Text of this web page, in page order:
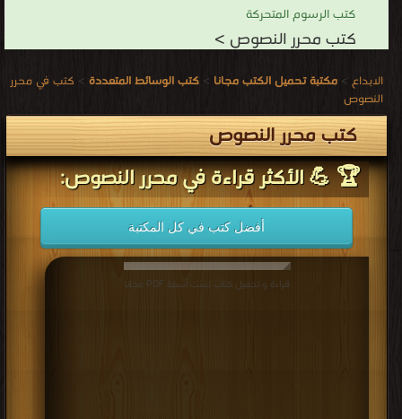
كتب الرسوم المتحركة
كتب محرر النصوص >
الابداع > مكتبة تحميل الكتب مجانا > كتب الوسائط المتعددة > كتب في محرر
النصوص
كتب محرر النصوص
🏆 💪 الأكثر قراءة في محرر النصوص:
أفضل كتب في كل المكتبة
قراءة و تحميل كتاب لست آسفة PDF مجانا